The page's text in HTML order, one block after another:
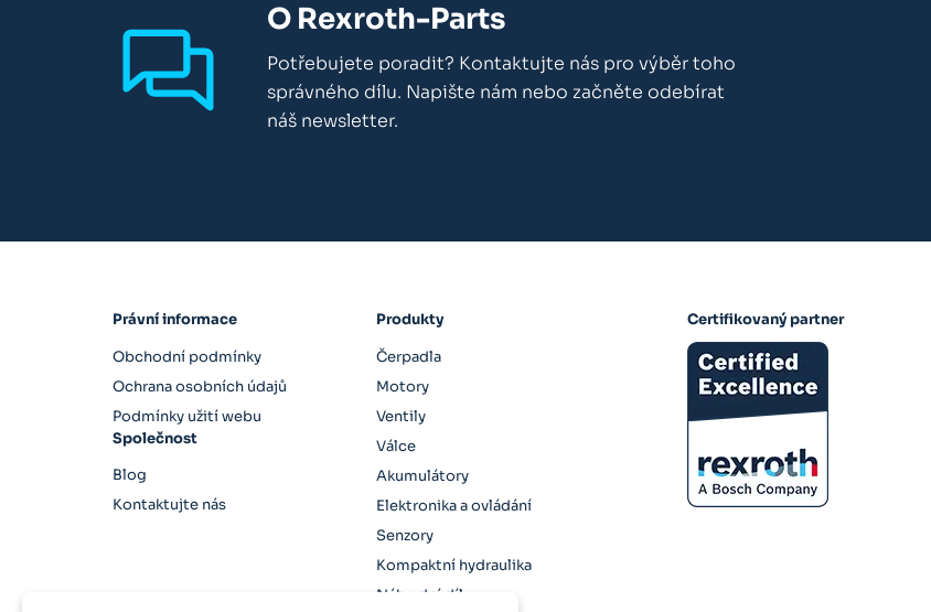
O Rexroth-Parts
Potřebujete poradit? Kontaktujte nás pro výběr toho
správného dílu. Napište nám nebo začněte odebírat
náš newsletter.
Právní informace
Obchodní podmínky
Ochrana osobních údajů
Podmínky užití webu
Společnost
Blog
Kontaktujte nás
Produkty
Čerpadla
Motory
Ventily
Válce
Akumulátory
Elektronika a ovládání
Senzory
Kompaktní hydraulika
Náhradní díly
Certifikovaný partner